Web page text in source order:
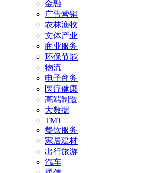
金融
广告营销
农林渔牧
文体产业
商业服务
环保节能
物流
电子商务
医疗健康
高端制造
大数据
TMT
餐饮服务
家居建材
出行旅游
汽车